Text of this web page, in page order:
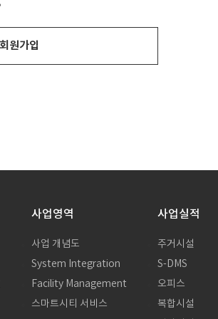
회원가입
사업영역
사업 개념도
System Integration
Facility Management
스마트시티 서비스
사업실적
주거시설
S-DMS
오피스
복합시설